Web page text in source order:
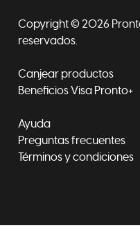
Copyright © 2026
reservados.
Canjear productos
Beneficios Visa Pronto+
Ayuda
Preguntas frecuentes
Términos y condiciones